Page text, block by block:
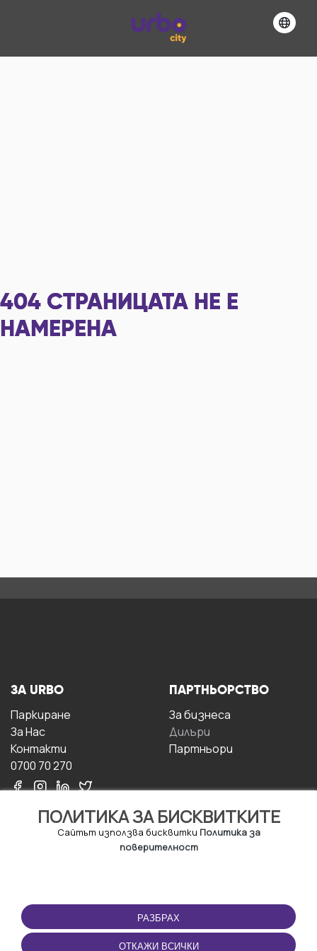
404 СТРАНИЦАТА НЕ Е
НАМЕРЕНА
ПОЛИТИКА ЗА БИСКВИТКИТЕ
Сайтът използва бисквитки Политика за
поверителност
РАЗБРАХ
ОТКАЖИ ВСИЧКИ
ЗА URBO
Паркиране
За Hас
Контакти
0700 70 270
ПАРТНЬОРСТВО
За бизнесa
Дилъри
Партньори
ПОЛЗВАНЕ
Правила и условия за
ползване
ПРИЛОЖЕНИЕТО